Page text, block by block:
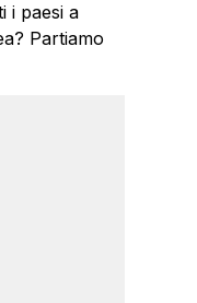
i paesi a
Partiamo